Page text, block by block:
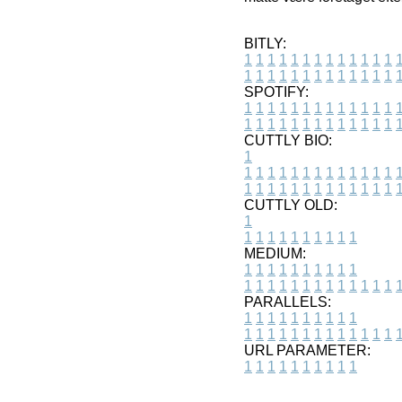
BITLY:
1 1 1 1 1 1 1 1 1 1 1 1 1 1
1 1 1 1 1 1 1 1 1 1 1 1 1 1
SPOTIFY:
1 1 1 1 1 1 1 1 1 1 1 1 1 1
1 1 1 1 1 1 1 1 1 1 1 1 1 1
CUTTLY BIO:
1
1 1 1 1 1 1 1 1 1 1 1 1 1 1
1 1 1 1 1 1 1 1 1 1 1 1 1 1
CUTTLY OLD:
1
1 1 1 1 1 1 1 1 1 1
MEDIUM:
1 1 1 1 1 1 1 1 1 1
1 1 1 1 1 1 1 1 1 1 1 1 1 1
PARALLELS:
1 1 1 1 1 1 1 1 1 1
1 1 1 1 1 1 1 1 1 1 1 1 1 1
URL PARAMETER:
1 1 1 1 1 1 1 1 1 1